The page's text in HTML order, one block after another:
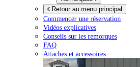
Retour au menu principal
Commencer une réservation
Vidéos explicatives
Conseils sur les remorques
FAQ
Attaches et accessoires